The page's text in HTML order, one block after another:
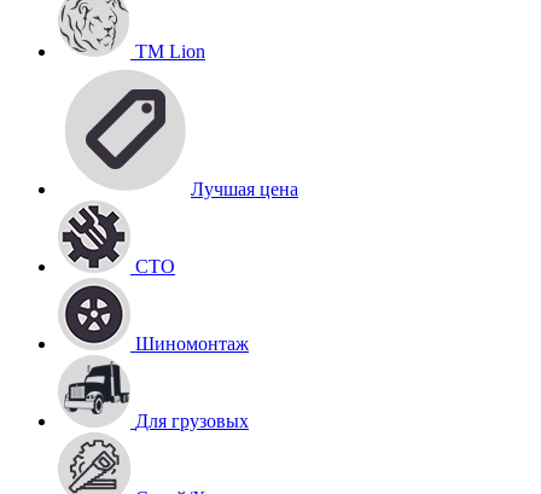
TM Lion
Лучшая цена
СТО
Шиномонтаж
Для грузовых